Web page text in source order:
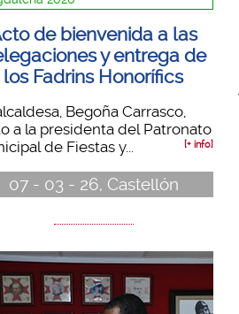
de bienvenida a las
y entrega de
los Fadrins Honorífics
Begoña Carrasco,
a la presidenta del Patronato
de Fiestas y...
[+ info]
07 - 03 - 26, Castellón